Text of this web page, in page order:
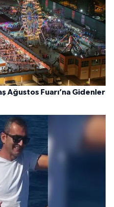
Ağustos Fuarı’na Gidenler